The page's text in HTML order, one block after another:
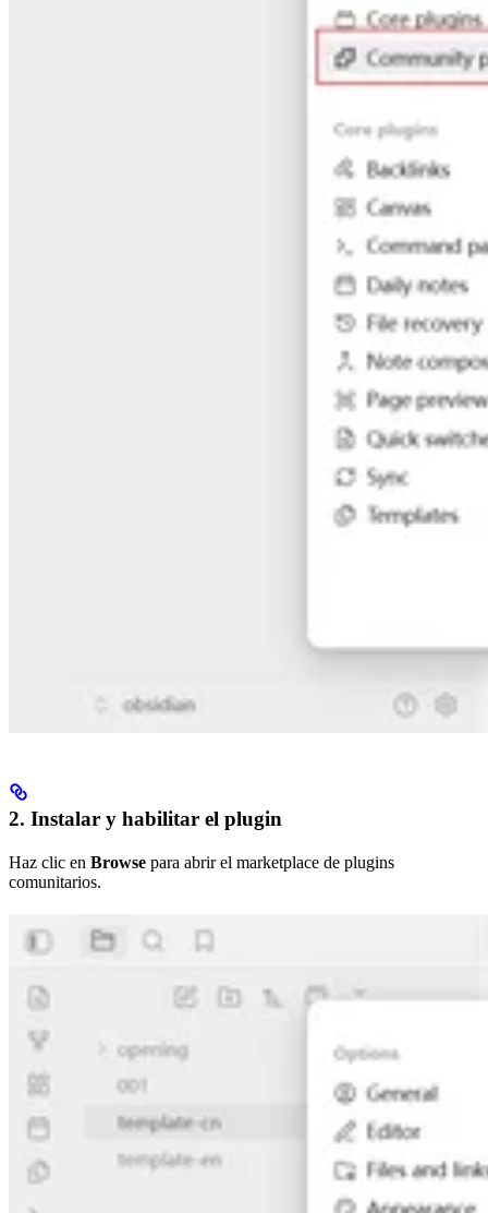
2. Instalar y habilitar el plugin
Haz clic en Browse para abrir el marketplace de plugins
comunitarios.